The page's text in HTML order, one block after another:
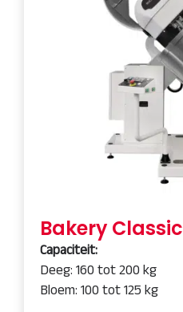
Bakery Classic
Capaciteit:
Deeg: 160 tot 200 kg
Bloem: 100 tot 125 kg